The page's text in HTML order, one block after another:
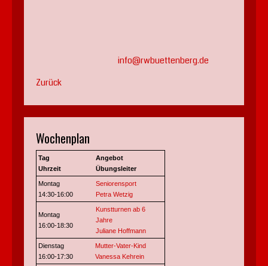
info@rwbuettenberg.de
Zurück
Wochenplan
Tag
Uhrzeit
Angebot
Übungsleiter
Montag
14:30-16:00
Seniorensport
Petra Wetzig
Montag
16:00-18:30
Kunstturnen ab 6
Jahre
Juliane Hoffmann
Dienstag
16:00-17:30
Mutter-Vater-Kind
Vanessa Kehrein